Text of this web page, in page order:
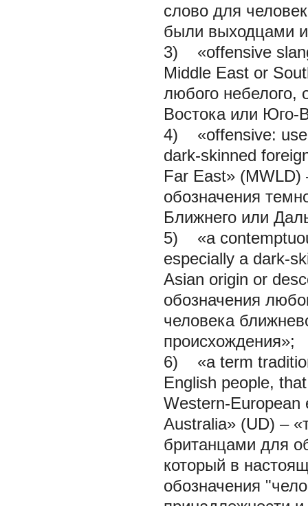
слово для
были выходцами
3) «offensive
Middle East or
любого небелого,
Востока или Юго-
4) «offensive:
dark-skinned
Far East» (MWLD)
обозначения
Ближнего или
5) «a
especially a dark-
Asian origin or
обозначения
человека
происхождения»;
6) «a term
English people,
Western-European
Australia» (UD) –
британцами для
который в
обозначения